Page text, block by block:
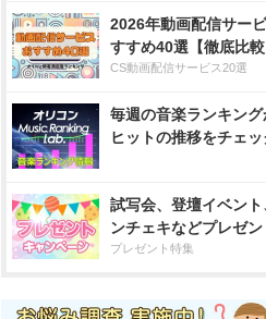
2026年動画配信サー
すすめ40選【徹底比較
CS動画配信サービス20選
毎週の音楽ランキング
ヒットの推移をチェッ
試写会、登壇イベント
ンチェキなどプレゼン
プレゼント特集